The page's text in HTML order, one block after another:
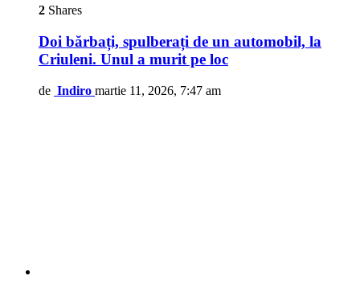
2 Shares
Doi bărbați, spulberați de un automobil, la
Criuleni. Unul a murit pe loc
de Indiro martie 11, 2026, 7:47 am